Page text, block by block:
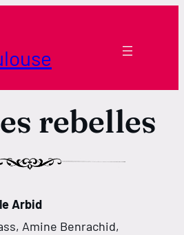
rebelles
Arbid
Amine Benrachid,